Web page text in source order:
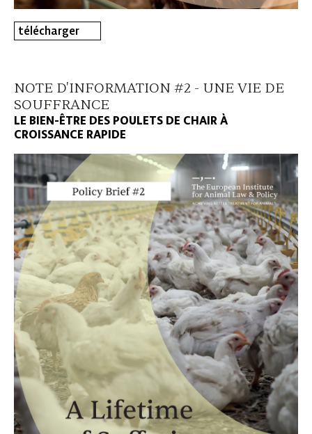
télécharger
NOTE D'INFORMATION #2 - UNE VIE DE
SOUFFRANCE
LE BIEN-ÊTRE DES POULETS DE CHAIR À
CROISSANCE RAPIDE